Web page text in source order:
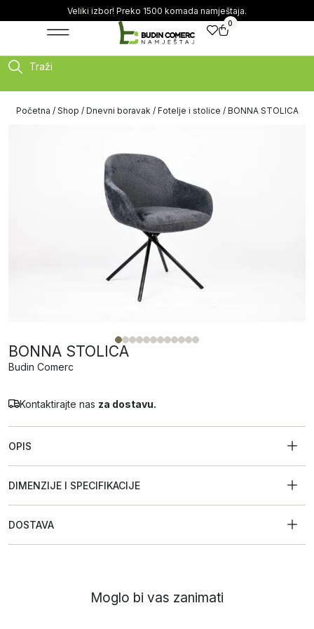
Veliki izbor! Preko 1500 komada namještaja.
0
Traži
Početna / Shop / Dnevni boravak / Fotelje i stolice / BONNA STOLICA
BONNA STOLICA
Budin Comerc
Kontaktirajte nas za dostavu.
OPIS
DIMENZIJE I SPECIFIKACIJE
DOSTAVA
Moglo bi vas zanimati